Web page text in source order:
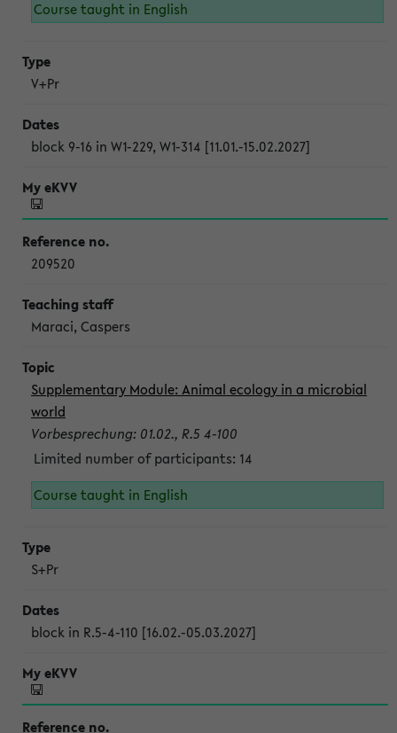
Course taught in English
V+Pr
block 9-16 in W1-229, W1-314 [11.01.-15.02.2027]
209520
Maraci, Caspers
Supplementary Module: Animal ecology in a microbial
world
Vorbesprechung: 01.02., R.5 4-100
Limited number of participants: 14
Course taught in English
S+Pr
block in R.5-4-110 [16.02.-05.03.2027]